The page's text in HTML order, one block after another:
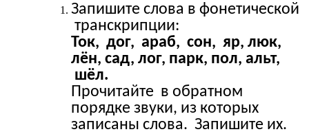
Запишите слова в фонетической
транскрипции:
Ток, дог, араб, сон, яр, люк,
лён, сад, лог, парк, пол, альт,
шёл.
Прочитайте в обратном
порядке звуки, из которых
записаны слова. Запишите их.